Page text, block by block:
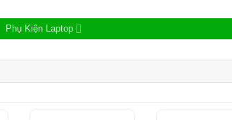
Phụ Kiện Laptop